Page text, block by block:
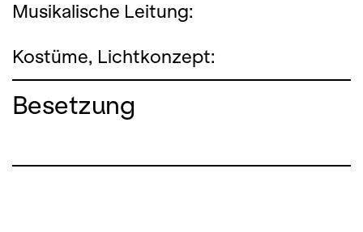
Musikalische Leitung:
Kostüme, Lichtkonzept:
Besetzung